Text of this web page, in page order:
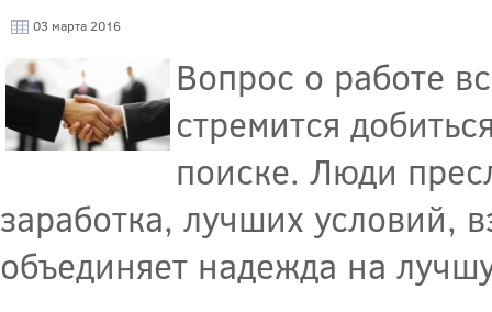
03 марта 2016
Вопрос о работе
стремится
поиске. Люди
заработка, лучших условий,
объединяет надежда на